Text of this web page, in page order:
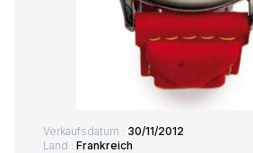
Verkaufsdatum : 30/11/2012
Land : Frankreich